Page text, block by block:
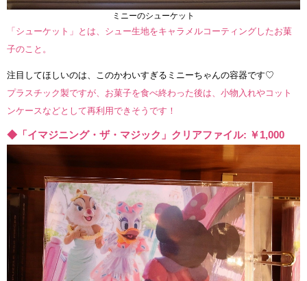
ミニーのシューケット
「シューケット」とは、シュー生地をキャラメルコーティングしたお菓
子のこと。
注目してほしいのは、このかわいすぎるミニーちゃんの容器です♡
プラスチック製ですが、お菓子を食べ終わった後は、小物入れやコット
ンケースなどとして再利用できそうです！
◆「イマジニング・ザ・マジック」クリアファイル: ￥1,000